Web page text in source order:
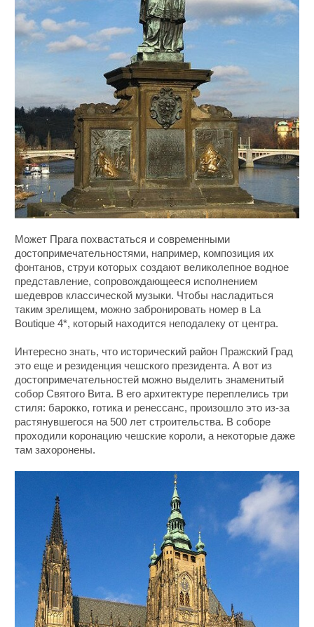
Может Прага похвастаться и современными
достопримечательностями, например, композиция их
фонтанов, струи которых создают великолепное водное
представление, сопровождающееся исполнением
шедевров классической музыки. Чтобы насладиться
таким зрелищем, можно забронировать номер в La
Boutique 4*, который находится неподалеку от центра.
Интересно знать, что исторический район Пражский Град
это еще и резиденция чешского президента. А вот из
достопримечательностей можно выделить знаменитый
собор Святого Вита. В его архитектуре переплелись три
стиля: барокко, готика и ренессанс, произошло это из-за
растянувшегося на 500 лет строительства. В соборе
проходили коронацию чешские короли, а некоторые даже
там захоронены.